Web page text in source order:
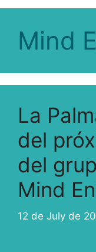
Mind
La
del
del
Mind
12 de July de